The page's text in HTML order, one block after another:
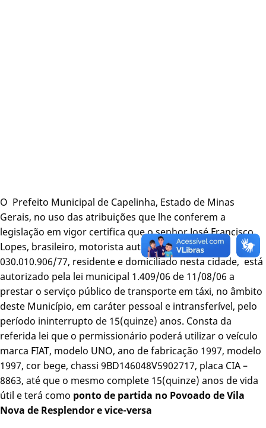
O Prefeito Municipal de Capelinha, Estado de Minas
Gerais, no uso das atribuições que lhe conferem a
legislação em vigor certifica que o senhor José Francisco
Lopes, brasileiro, motorista autônomo, CPF –
030.010.906/77, residente e domiciliado nesta cidade, está
autorizado pela lei municipal 1.409/06 de 11/08/06 a
prestar o serviço público de transporte em táxi, no âmbito
deste Município, em caráter pessoal e intransferível, pelo
período ininterrupto de 15(quinze) anos. Consta da
referida lei que o permissionário poderá utilizar o veículo
marca FIAT, modelo UNO, ano de fabricação 1997, modelo
1997, cor bege, chassi 9BD146048V5902717, placa CIA –
8863, até que o mesmo complete 15(quinze) anos de vida
útil e terá como ponto de partida no Povoado de Vila
Nova de Resplendor e vice-versa